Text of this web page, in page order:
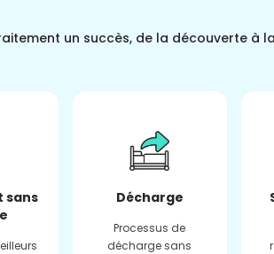
un succès, de la découverte à
sans
Décharge
Processus de
décharge sans